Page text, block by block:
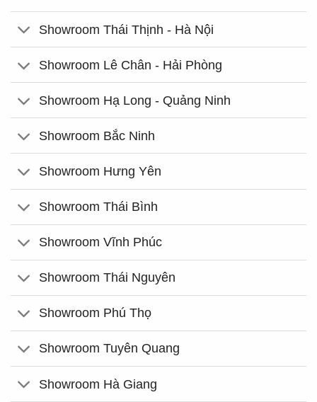
Showroom Thái Thịnh - Hà Nội
Showroom Lê Chân - Hải Phòng
Showroom Hạ Long - Quảng Ninh
Showroom Bắc Ninh
Showroom Hưng Yên
Showroom Thái Bình
Showroom Vĩnh Phúc
Showroom Thái Nguyên
Showroom Phú Thọ
Showroom Tuyên Quang
Showroom Hà Giang